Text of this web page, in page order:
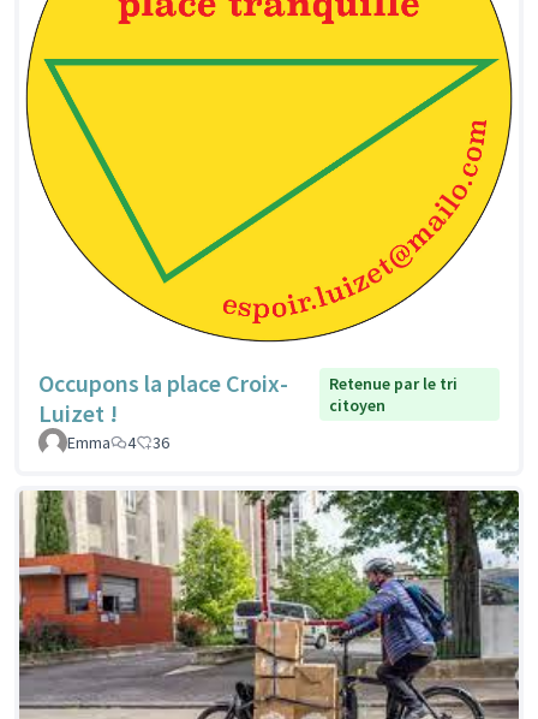
Occupons la place Croix-
Luizet !
Retenue par le tri
citoyen
Emma
4 36